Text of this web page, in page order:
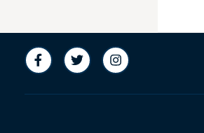
לחגוג את ליל הסדר במסעדה חגיגית,
בהתאם להעדפתכם